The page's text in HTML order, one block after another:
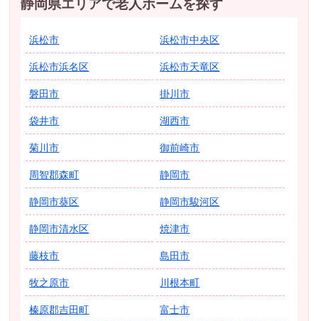
静岡県エリアで老人ホームを探す
浜松市 浜松市中央区
浜松市浜名区 浜松市天竜区
磐田市 掛川市
袋井市 湖西市
菊川市 御前崎市
周智郡森町 静岡市
静岡市葵区 静岡市駿河区
静岡市清水区 焼津市
藤枝市 島田市
牧之原市 川根本町
榛原郡吉田町 富士市